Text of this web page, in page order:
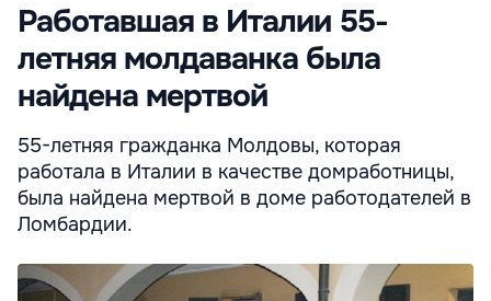
Работавшая в Италии 55-
летняя молдаванка была
найдена мертвой
55-летняя гражданка Молдовы, которая
работала в Италии в качестве домработницы,
была найдена мертвой в доме работодателей в
Ломбардии.